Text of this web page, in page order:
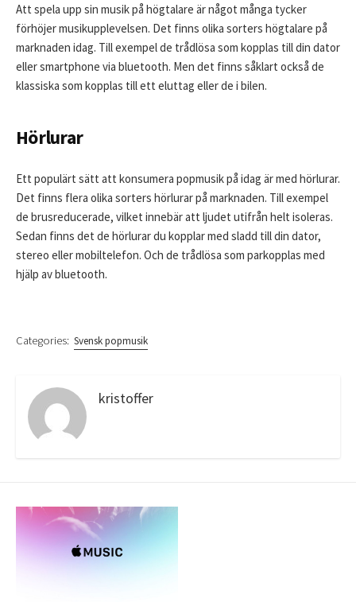
Att spela upp sin musik på högtalare är något många tycker
förhöjer musikupplevelsen. Det finns olika sorters högtalare på
marknaden idag. Till exempel de trådlösa som kopplas till din dator
eller smartphone via bluetooth. Men det finns såklart också de
klassiska som kopplas till ett eluttag eller de i bilen.
Hörlurar
Ett populärt sätt att konsumera popmusik på idag är med hörlurar.
Det finns flera olika sorters hörlurar på marknaden. Till exempel
de brusreducerade, vilket innebär att ljudet utifrån helt isoleras.
Sedan finns det de hörlurar du kopplar med sladd till din dator,
stereo eller mobiltelefon. Och de trådlösa som parkopplas med
hjälp av bluetooth.
Categories: Svensk popmusik
kristoffer